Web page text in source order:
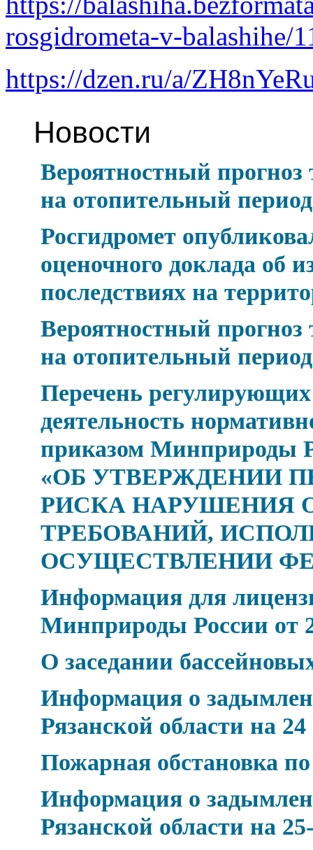
rosgidrometa-v-balashihe/
https://dzen.ru/a/
Новости
Вероятностный
на отопительный
Росгидромет
оценочного доклада об
последствиях на
Вероятностный
на отопительный
Перечень
деятельность
приказом Минприроды
«ОБ УТВЕРЖДЕНИИ
РИСКА НАРУШЕНИЯ
ТРЕБОВАНИЙ,
ОСУЩЕСТВЛЕНИИ
Информация для
Минприроды России от
О заседании
Информация о
Рязанской области на 24
Пожарная обстановка
Информация о
Рязанской области на